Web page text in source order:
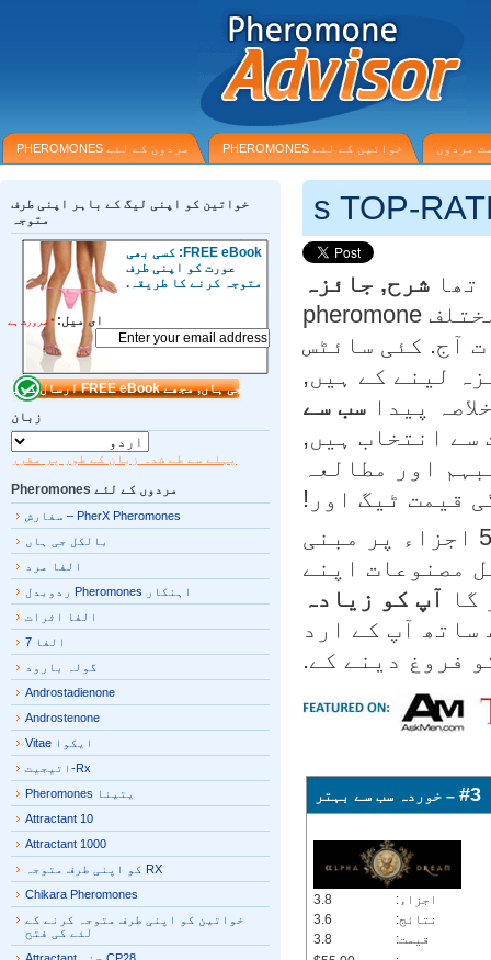
مردوں کے لئے PHEROMONES خواتین کے لئے PHEROMONES مردوں
شرح, جائزہ
کا مختلف pheromone
آج. کئی سائٹس
لینے کے ہیں,
پیدا سب سے
انتخاب ہیں,
اور مطالعہ
قیمت ٹیگ اور!
پر 5 اجزاء پر مبنی
مصنوعات اپنے
آپ کو زیادہ
آپ کے ارد
فروغ دینے کے.
#3– خوردہ سب سے بہتر
اجزاء:
3.8
نتائج:
3.6
قیمت:
3.8
خواتین کو اپنی لیگ کے باہر اپنی طرف
متوجہ
FREE eBook: کسی بھی
عورت کو اپنی طرف
متوجہ کرنے کا طریقہ.
ای میل: * ضرورت ہے
زبان
پہلے سے طے شدہ زبان کے طور پر مقرر
مردوں کے لئے Pheromones
PherX Pheromones – سفارش
بالکل جی ہاں
الفا مرد
اہنکار Pheromones ردوبدل
الفا اثرات
الفا 7
گولہ بارود
Androstadienone
Androstenone
ایکوا Vitae
Rx-اتیجیت
یتینا Pheromones
Attractant 10
Attractant 1000
RX کو اپنی طرف متوجہ
Chikara Pheromones
خواتین کو اپنی طرف متوجہ کرنے کے
لئے کی فتح